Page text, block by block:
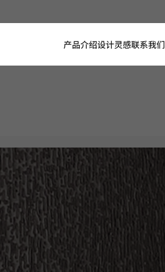
产品介绍设计灵感联系我们